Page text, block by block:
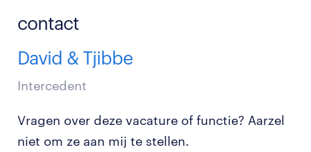
contact
David & Tjibbe
Intercedent
Vragen over deze vacature of functie? Aarzel
niet om ze aan mij te stellen.